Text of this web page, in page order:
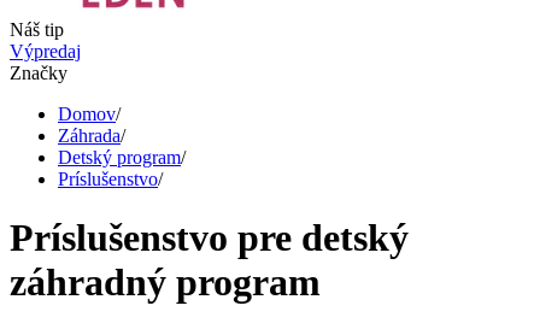
Náš tip
Výpredaj
Značky
Domov/
Záhrada/
Detský program/
Príslušenstvo/
Príslušenstvo pre detský
záhradný program